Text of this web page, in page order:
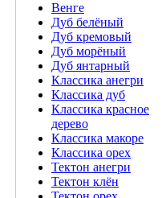
Венге
Дуб белёный
Дуб кремовый
Дуб морёный
Дуб янтарный
Классика анегри
Классика дуб
Классика красное
дерево
Классика макоре
Классика орех
Тектон анегри
Тектон клён